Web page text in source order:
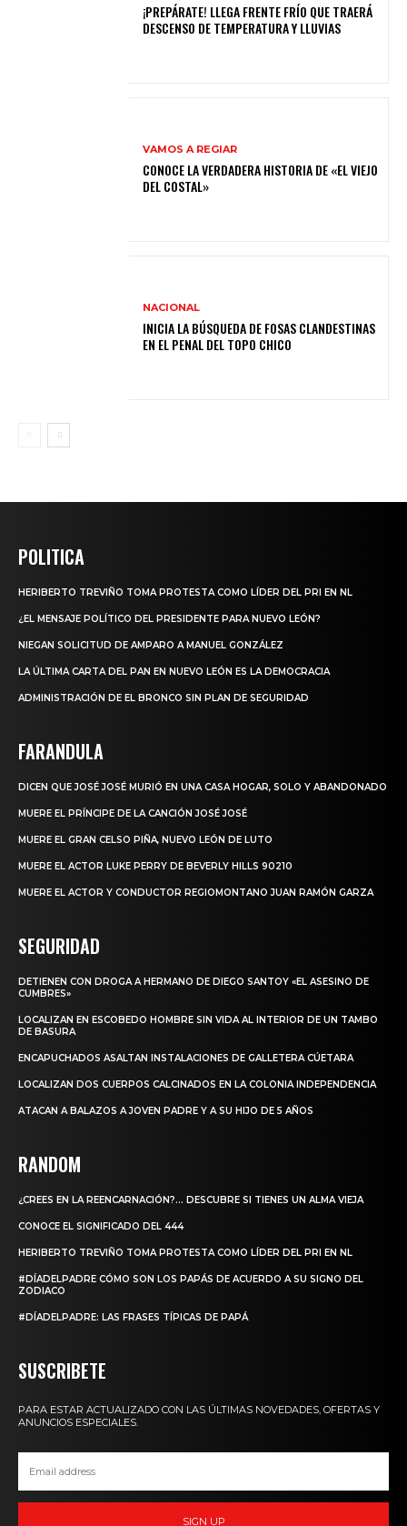
¡PREPÁRATE! LLEGA FRENTE FRÍO QUE TRAERÁ
DESCENSO DE TEMPERATURA Y LLUVIAS
VAMOS A REGIAR
CONOCE LA VERDADERA HISTORIA DE «EL VIEJO
DEL COSTAL»
NACIONAL
INICIA LA BÚSQUEDA DE FOSAS CLANDESTINAS
EN EL PENAL DEL TOPO CHICO
POLITICA
HERIBERTO TREVIÑO TOMA PROTESTA COMO LÍDER DEL PRI EN NL
¿EL MENSAJE POLÍTICO DEL PRESIDENTE PARA NUEVO LEÓN?
NIEGAN SOLICITUD DE AMPARO A MANUEL GONZÁLEZ
LA ÚLTIMA CARTA DEL PAN EN NUEVO LEÓN ES LA DEMOCRACIA
ADMINISTRACIÓN DE EL BRONCO SIN PLAN DE SEGURIDAD
FARANDULA
DICEN QUE JOSÉ JOSÉ MURIÓ EN UNA CASA HOGAR, SOLO Y ABANDONADO
MUERE EL PRÍNCIPE DE LA CANCIÓN JOSÉ JOSÉ
MUERE EL GRAN CELSO PIÑA, NUEVO LEÓN DE LUTO
MUERE EL ACTOR LUKE PERRY DE BEVERLY HILLS 90210
MUERE EL ACTOR Y CONDUCTOR REGIOMONTANO JUAN RAMÓN GARZA
SEGURIDAD
DETIENEN CON DROGA A HERMANO DE DIEGO SANTOY «EL ASESINO DE
CUMBRES»
LOCALIZAN EN ESCOBEDO HOMBRE SIN VIDA AL INTERIOR DE UN TAMBO
DE BASURA
ENCAPUCHADOS ASALTAN INSTALACIONES DE GALLETERA CÚETARA
LOCALIZAN DOS CUERPOS CALCINADOS EN LA COLONIA INDEPENDENCIA
ATACAN A BALAZOS A JOVEN PADRE Y A SU HIJO DE 5 AÑOS
RANDOM
¿CREES EN LA REENCARNACIÓN?… DESCUBRE SI TIENES UN ALMA VIEJA
CONOCE EL SIGNIFICADO DEL 444
HERIBERTO TREVIÑO TOMA PROTESTA COMO LÍDER DEL PRI EN NL
#DÍADELPADRE CÓMO SON LOS PAPÁS DE ACUERDO A SU SIGNO DEL
ZODIACO
#DÍADELPADRE: LAS FRASES TÍPICAS DE PAPÁ
SUSCRIBETE
PARA ESTAR ACTUALIZADO CON LAS ÚLTIMAS NOVEDADES, OFERTAS Y
ANUNCIOS ESPECIALES.
SIGN UP